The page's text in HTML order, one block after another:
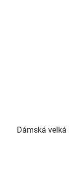
Dámská velká